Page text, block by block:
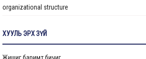
үргэлжилж байна
“Төрийн албан хаагчийн ашиг сонирхлын
organizational structure
ХУУЛЬ ЭРХ ЗҮЙ